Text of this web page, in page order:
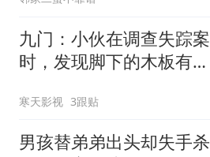
九门：小伙在调查失踪案
时，发现脚下的木板有问
寒天影视 3跟贴
男孩替弟弟出头却失手杀